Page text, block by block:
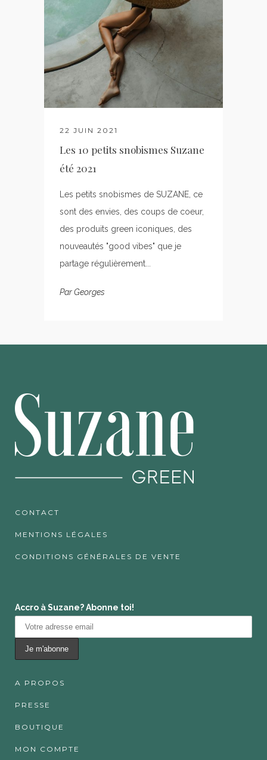
22 JUIN 2021
Les 10 petits snobismes Suzane
été 2021
Les petits snobismes de SUZANE, ce
sont des envies, des coups de coeur,
des produits green iconiques, des
nouveautés "good vibes" que je
partage régulièrement...
ParGeorges
CONTACT
MENTIONS LÉGALES
CONDITIONS GÉNÉRALES DE VENTE
Accro à Suzane? Abonne toi!
A PROPOS
PRESSE
BOUTIQUE
MON COMPTE